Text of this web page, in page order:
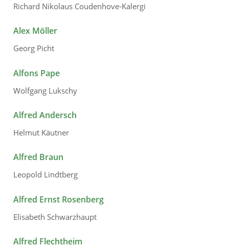
Richard Nikolaus Coudenhove-Kalergi
Alex Möller
Georg Picht
Alfons Pape
Wolfgang Lukschy
Alfred Andersch
Helmut Käutner
Alfred Braun
Leopold Lindtberg
Alfred Ernst Rosenberg
Elisabeth Schwarzhaupt
Alfred Flechtheim